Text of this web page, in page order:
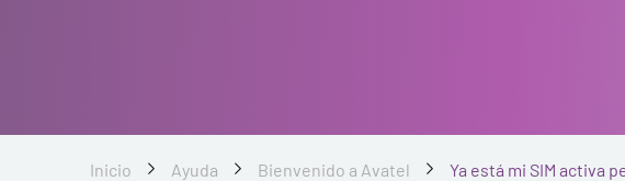
Inicio Ayuda Bienvenido a Avatel Ya está mi SIM activa